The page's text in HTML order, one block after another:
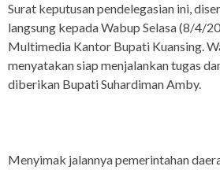
Surat keputusan pendelegasian ini,
langsung kepada Wabup Selasa (8/4/
Multimedia Kantor Bupati Kuansing.
menyatakan siap menjalankan tugas
diberikan Bupati Suhardiman Amby.
Menyimak jalannya pemerintahan